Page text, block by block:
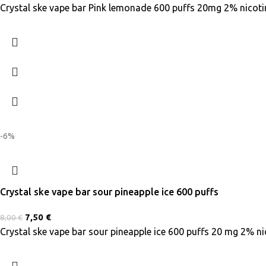
Crystal ske vape bar Pink lemonade 600 puffs 20mg 2%
-6%
Crystal ske vape bar sour pineapple ice 600 puffs
8,00€ 7,50 €
Crystal ske vape bar sour pineapple ice 600 puffs 20 mg 2%